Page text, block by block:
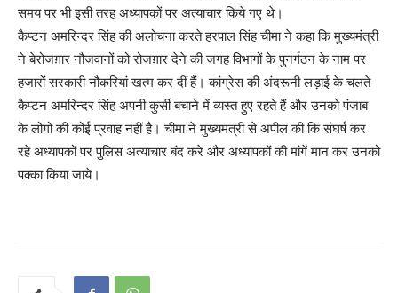
समय पर भी इसी तरह अध्यापकों पर अत्याचार किये गए थे।
कैप्टन अमरिन्दर सिंह की अलोचना करते हरपाल सिंह चीमा ने कहा कि मुख्यमंत्री
ने बेरोजग़ार नौजवानों को रोजग़ार देने की जगह विभागों के पुनर्गठन के नाम पर
हजारों सरकारी नौकरियां खत्म कर दीं हैं। कांग्रेस की अंदरूनी लड़ाई के चलते
कैप्टन अमरिन्दर सिंह अपनी कुर्सी बचाने में व्यस्त हुए रहते हैं और उनको पंजाब
के लोगों की कोई प्रवाह नहीं है। चीमा ने मुख्यमंत्री से अपील की कि संघर्ष कर
रहे अध्यापकों पर पुलिस अत्याचार बंद करे और अध्यापकों की मांगें मान कर उनको
पक्का किया जाये।